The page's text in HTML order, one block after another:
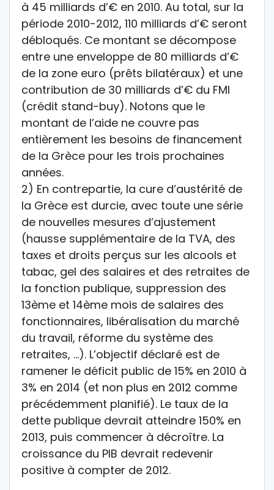
à 45 milliards d’€ en 2010. Au total, sur la
période 2010-2012, 110 milliards d’€ seront
débloqués. Ce montant se décompose
entre une enveloppe de 80 milliards d’€
de la zone euro (prêts bilatéraux) et une
contribution de 30 milliards d’€ du FMI
(crédit stand-buy). Notons que le
montant de l’aide ne couvre pas
entièrement les besoins de financement
de la Grèce pour les trois prochaines
années.
2) En contrepartie, la cure d’austérité de
la Grèce est durcie, avec toute une série
de nouvelles mesures d’ajustement
(hausse supplémentaire de la TVA, des
taxes et droits perçus sur les alcools et
tabac, gel des salaires et des retraites de
la fonction publique, suppression des
13ème et 14ème mois de salaires des
fonctionnaires, libéralisation du marché
du travail, réforme du système des
retraites, …). L’objectif déclaré est de
ramener le déficit public de 15% en 2010 à
3% en 2014 (et non plus en 2012 comme
précédemment planifié). Le taux de la
dette publique devrait atteindre 150% en
2013, puis commencer à décroître. La
croissance du PIB devrait redevenir
positive à compter de 2012.